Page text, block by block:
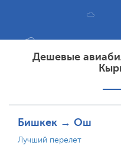
Дешевые
Бишкек → Ош
Лучший перелет